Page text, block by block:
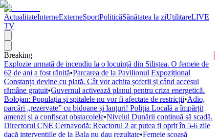
ActualitateInterneExterneSportPoliticăSănătatea la ziUtilitareLIVE
TV
Breaking
Explozie urmată de incendiu la o locuință din Siliștea. O femeie de
62 de ani a fost rănită•Parcarea de la Pavilionul Expozițional
Constanța devine cu plată. Cât vor achita șoferii și când accesul
rămâne gratuit•Guvernul activează planul pentru criza energetică.
Bolojan: Populația și spitalele nu vor fi afectate de restricții•Adio,
parcări „rezervate” cu bidoane și lanțuri! Poliția Locală a împărțit
amenzi și a confiscat obstacolele•Nivelul Dunării continuă să scadă.
Directorul CNE Cernavodă: Reactorul 2 ar putea fi oprit în 5-6 zile
dacă intervențiile de la Bala nu dau rezultate•Femeie scoasă